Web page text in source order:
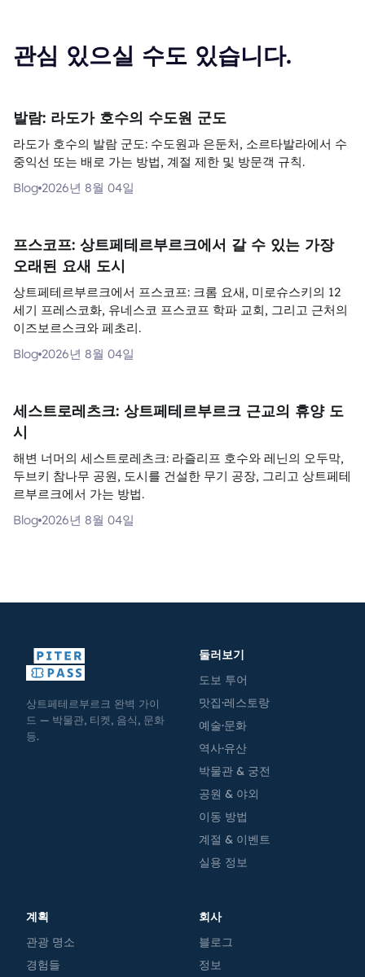
관심 있으실 수도 있습니다.
발람: 라도가 호수의 수도원 군도
라도가 호수의 발람 군도: 수도원과 은둔처, 소르타발라에서 수
중익선 또는 배로 가는 방법, 계절 제한 및 방문객 규칙.
Blog 2026년 8월 04일
프스코프: 상트페테르부르크에서 갈 수 있는 가장
오래된 요새 도시
상트페테르부르크에서 프스코프: 크롬 요새, 미로슈스키의 12
세기 프레스코화, 유네스코 프스코프 학파 교회, 그리고 근처의
이즈보르스크와 페초리.
Blog 2026년 8월 04일
세스트로레츠크: 상트페테르부르크 근교의 휴양 도
시
해변 너머의 세스트로레츠크: 라즐리프 호수와 레닌의 오두막,
두브키 참나무 공원, 도시를 건설한 무기 공장, 그리고 상트페테
르부르크에서 가는 방법.
Blog 2026년 8월 04일
상트페테르부르크 완벽 가이
드 — 박물관, 티켓, 음식, 문화
등.
둘러보기
도보 투어
맛집·레스토랑
예술·문화
역사·유산
박물관 & 궁전
공원 & 야외
이동 방법
계절 & 이벤트
실용 정보
계획
관광 명소
경험들
회사
블로그
정보